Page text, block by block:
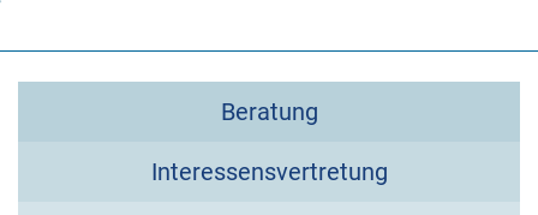
Beratung
Interessensvertretung